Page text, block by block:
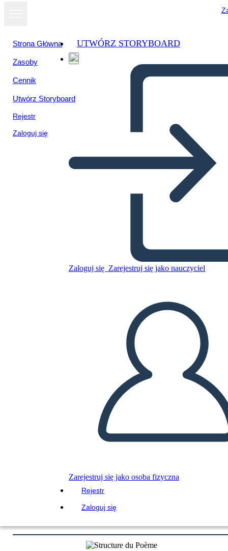
Strona Główna
Zasoby
Cennik
Utwórz Storyboard
Rejestr
Zaloguj się
UTWÓRZ STORYBOARD
Zaloguj się Zarejestruj się jako nauczyciel
Zarejestruj się jako osoba fizyczna
Rejestr
Zaloguj się
Structure du Poème
Skopiuj tę scenorys
STWÓRZ SCENORYS
PRZECZYTAJ MI